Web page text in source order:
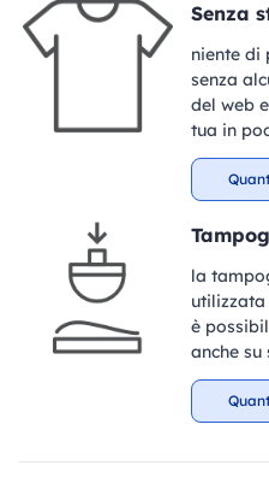
Senza
niente di
senza
del web
tua in
la
è
anche su